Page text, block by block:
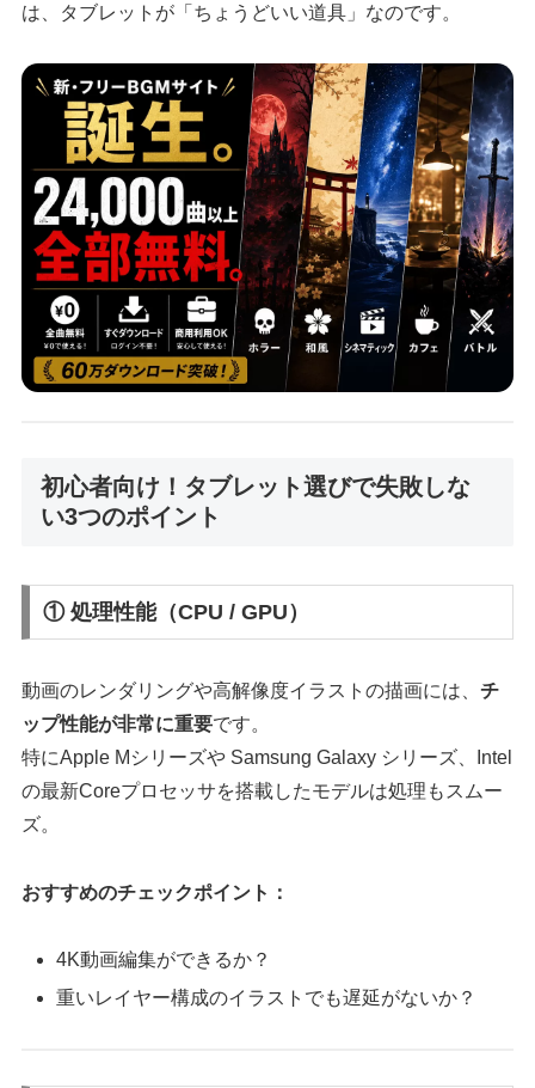
は、タブレットが「ちょうどいい道具」なのです。
初心者向け！タブレット選びで失敗しな
い3つのポイント
① 処理性能（CPU / GPU）
動画のレンダリングや高解像度イラストの描画には、チ
ップ性能が非常に重要です。
特にApple Mシリーズや Samsung Galaxy シリーズ、Intel
の最新Coreプロセッサを搭載したモデルは処理もスムー
ズ。
おすすめのチェックポイント：
4K動画編集ができるか？
重いレイヤー構成のイラストでも遅延がないか？